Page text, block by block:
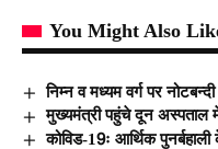
You Might Also
निम्न व मध्यम वर्ग पर
मुख्यमंत्री पहुंचे दून अस्पताल में
कोविड-19ः आर्थिक